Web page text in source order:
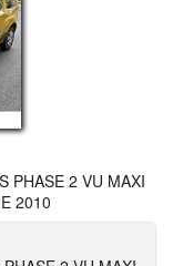
PHASE 2 VU MAXI
2010